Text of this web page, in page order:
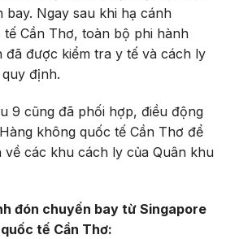
Ngay sau khi hạ cánh
Cần Thơ, toàn bộ phi hành
đã được kiểm tra y tế và cách ly
định.
9 cũng đã phối hợp, điều động
không quốc tế Cần Thơ để
các khu cách ly của Quân khu
đón chuyến bay từ Singapore
tế Cần Thơ: